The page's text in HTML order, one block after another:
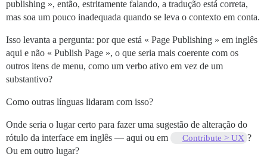
publishing », então, estritamente falando, a tradução está correta,
mas soa um pouco inadequada quando se leva o contexto em conta.
Isso levanta a pergunta: por que está « Page Publishing » em inglês
aqui e não « Publish Page », o que seria mais coerente com os
outros itens de menu, como um verbo ativo em vez de um
substantivo?
Como outras línguas lidaram com isso?
Onde seria o lugar certo para fazer uma sugestão de alteração do
rótulo da interface em inglês — aqui ou em
Contribute > UX ?
Ou em outro lugar?